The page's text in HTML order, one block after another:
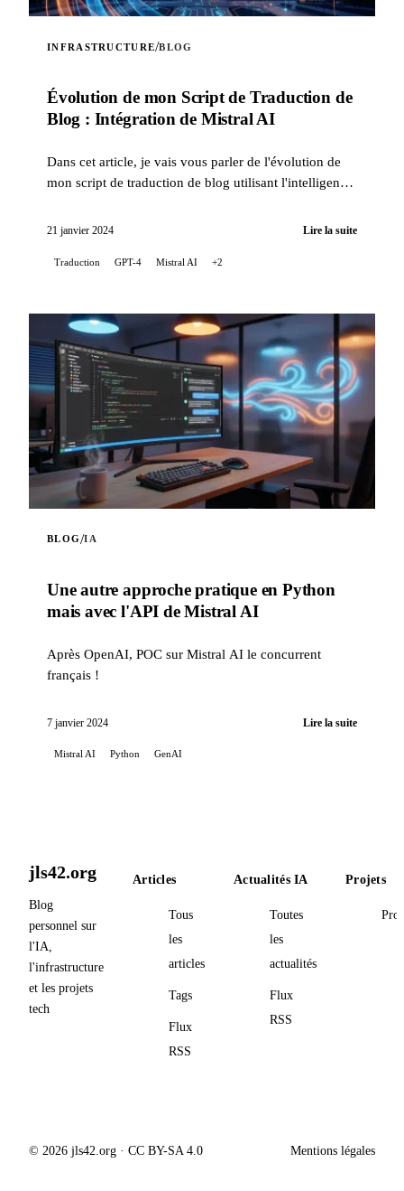
INFRASTRUCTURE/BLOG
Évolution de mon Script de Traduction de
Blog : Intégration de Mistral AI
Dans cet article, je vais vous parler de l'évolution de
mon script de traduction de blog utilisant l'intelligence
21 janvier 2024 Lire la suite
Traduction GPT-4 Mistral AI +2
BLOG/IA
Une autre approche pratique en Python
mais avec l'API de Mistral AI
Après OpenAI, POC sur Mistral AI le concurrent
français !
7 janvier 2024 Lire la suite
Mistral AI Python GenAI
jls42.org
Blog
personnel sur
l'IA,
l'infrastructure
et les projets
tech
Articles
Tous
les
articles
Tags
Flux
RSS
Actualités IA
Toutes
les
actualités
Flux
RSS
Projets
© 2026 jls42.org · CC BY-SA 4.0 Mentions légales